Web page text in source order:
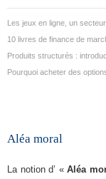
Les jeux en ligne, un
10 livres de finance de
Produits structurés :
Pourquoi acheter des
Aléa moral
La notion d’ «Aléa